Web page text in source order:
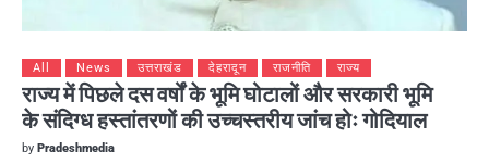
All News उत्तराखंड देहरादून राजनीति राज्य
राज्य में पिछले दस वर्षों के भूमि घोटालों और सरकारी भूमि
के संदिग्ध हस्तांतरणों की उच्चस्तरीय जांच होः गोदियाल
by Pradeshmedia